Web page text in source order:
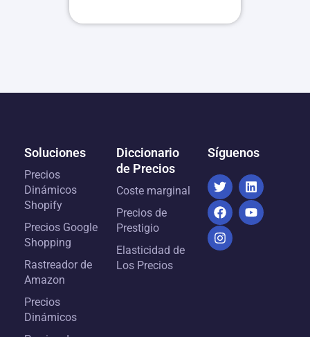
Soluciones
Precios
Dinámicos
Shopify
Precios Google
Shopping
Rastreador de
Amazon
Precios
Dinámicos
Diccionario
de Precios
Coste marginal
Precios de
Prestigio
Elasticidad de
Los Precios
Síguenos